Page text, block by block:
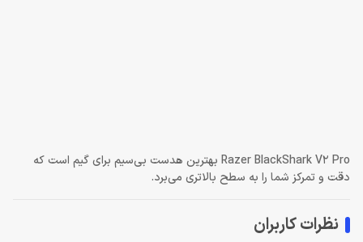
Razer BlackShark V2 Pro بهترین هدست بی‌سیم برای گیم است که
دقت و تمرکز شما را به سطح بالاتری می‌برد.
نظرات کاربران